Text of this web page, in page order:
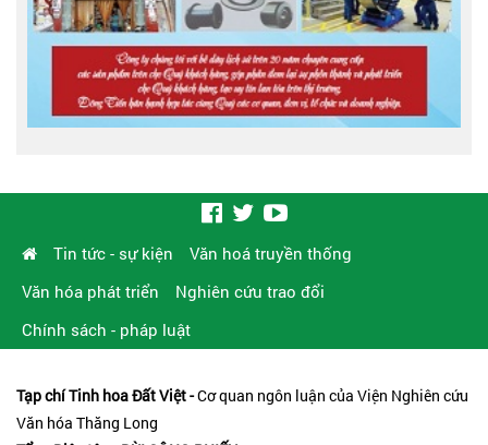
Tin tức - sự kiện
Văn hoá truyền thống
Văn hóa phát triển
Nghiên cứu trao đổi
Chính sách - pháp luật
Tạp chí Tinh hoa Đất Việt -Cơ quan ngôn luận của Viện Nghiên cứu
Văn hóa Thăng Long